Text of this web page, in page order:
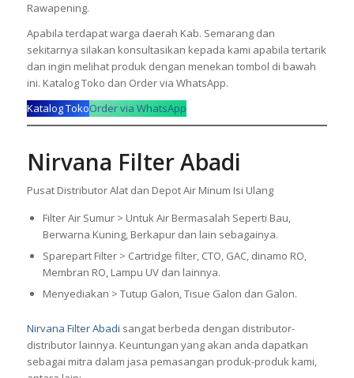
Rawapening.
Apabila terdapat warga daerah Kab. Semarang dan
sekitarnya silakan konsultasikan kepada kami apabila tertarik
dan ingin melihat produk dengan menekan tombol di bawah
ini. Katalog Toko dan Order via WhatsApp.
Katalog TokoOrder via WhatsApp
Nirvana Filter Abadi
Pusat Distributor Alat dan Depot Air Minum Isi Ulang
Filter Air Sumur > Untuk Air Bermasalah Seperti Bau,
Berwarna Kuning, Berkapur dan lain sebagainya.
Sparepart Filter > Cartridge filter, CTO, GAC, dinamo RO,
Membran RO, Lampu UV dan lainnya.
Menyediakan > Tutup Galon, Tisue Galon dan Galon.
Nirvana Filter Abadi sangat berbeda dengan distributor-
distributor lainnya. Keuntungan yang akan anda dapatkan
sebagai mitra dalam jasa pemasangan produk-produk kami,